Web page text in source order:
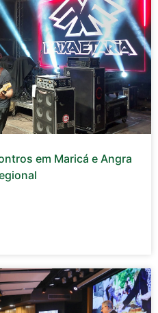
em Maricá e Angra